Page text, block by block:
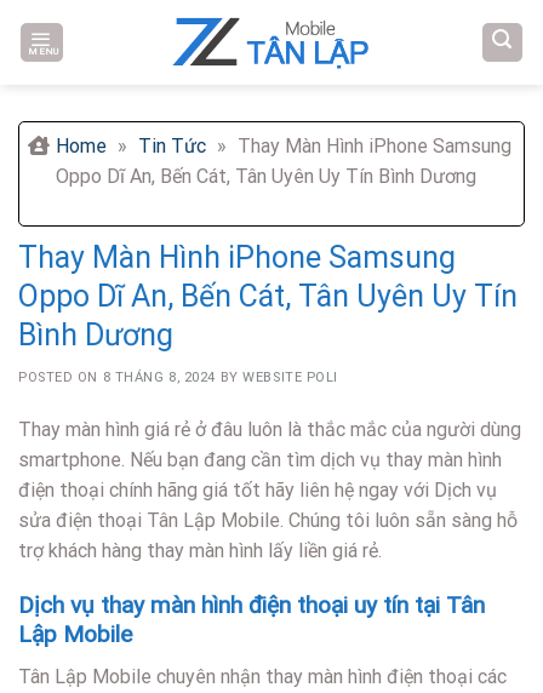
MENU
Home » Tin Tức » Thay Màn Hình iPhone Samsung
Oppo Dĩ An, Bến Cát, Tân Uyên Uy Tín Bình Dương
Thay Màn Hình iPhone Samsung
Oppo Dĩ An, Bến Cát, Tân Uyên Uy Tín
Bình Dương
POSTED ON 8 THÁNG 8, 2024 BYWEBSITE POLI
Thay màn hình giá rẻ ở đâu luôn là thắc mắc của người dùng
smartphone. Nếu bạn đang cần tìm dịch vụ thay màn hình
điện thoại chính hãng giá tốt hãy liên hệ ngay với Dịch vụ
sửa điện thoại Tân Lập Mobile. Chúng tôi luôn sẵn sàng hỗ
trợ khách hàng thay màn hình lấy liền giá rẻ.
Dịch vụ thay màn hình điện thoại uy tín tại Tân
Lập Mobile
Tân Lập Mobile chuyên nhận thay màn hình điện thoại các